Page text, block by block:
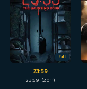
Full
23:59
23:59 (2011)